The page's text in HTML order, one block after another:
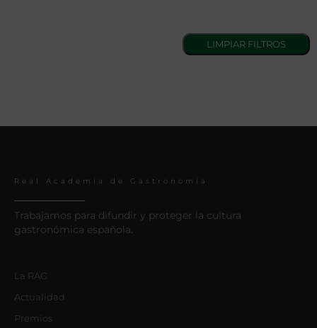
Real Academia de Gastronomía
Trabajamos para difundir y proteger la cultura
gastronómica española.
La RAG
Actualidad
Premios